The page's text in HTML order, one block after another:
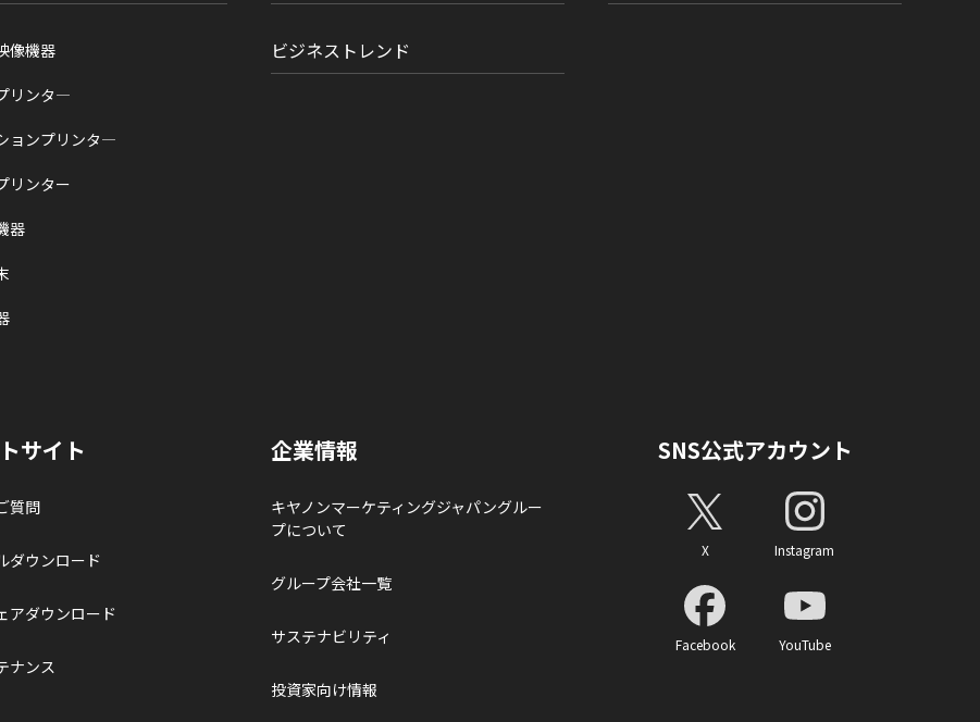
像機器
リンタ―
ョンプリンタ―
リンター
器
ビジネストレンド
サイト
質問
ダウンロード
アダウンロード
ナンス
企業情報
キヤノンマーケティングジャパングルー
プについて
グループ会社一覧
サステナビリティ
投資家向け情報
SNS公式アカウント
X Instagram
Facebook YouTube